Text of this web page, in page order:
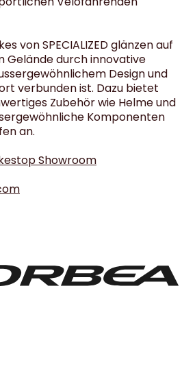
von SPECIALIZED glänzen auf
Gelände durch innovative
Design und
verbunden ist. Dazu bietet
Zubehör wie Helme und
Komponenten
an.
Showroom